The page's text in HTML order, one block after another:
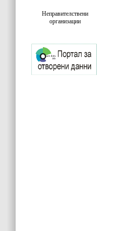
Неправителствени
организации